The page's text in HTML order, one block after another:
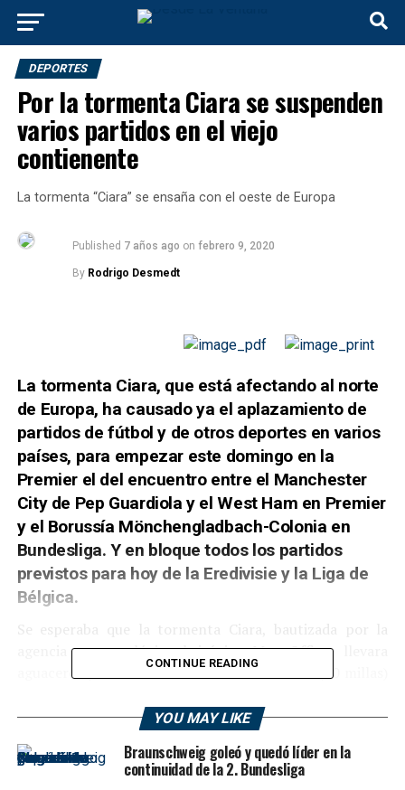
DEPORTES
Por la tormenta Ciara se suspenden
varios partidos en el viejo
contienente
La tormenta “Ciara” se ensaña con el oeste de Europa
Published 7 años ago on febrero 9, 2020
By Rodrigo Desmedt
La tormenta Ciara, que está afectando al norte
de Europa, ha causado ya el aplazamiento de
partidos de fútbol y de otros deportes en varios
países, para empezar este domingo en la
Premier el del encuentro entre el Manchester
City de Pep Guardiola y el West Ham en Premier
y el Borussía Mönchengladbach-Colonia en
Bundesliga. Y en bloque todos los partidos
previstos para hoy de la Eredivisie y la Liga de
Bélgica.
Se esperaba que la tormenta Ciara, bautizada por la
agencia meteorológica británica Met Office, llevara
aguaceros y vientos de hasta 145 kilómetros (90 millas)
posibles inundaciones. En Capel Curig, Gales, se
hora.
CONTINUE READING
YOU MAY LIKE
Braunschweig goleó y quedó líder en la
continuidad de la 2. Bundesliga